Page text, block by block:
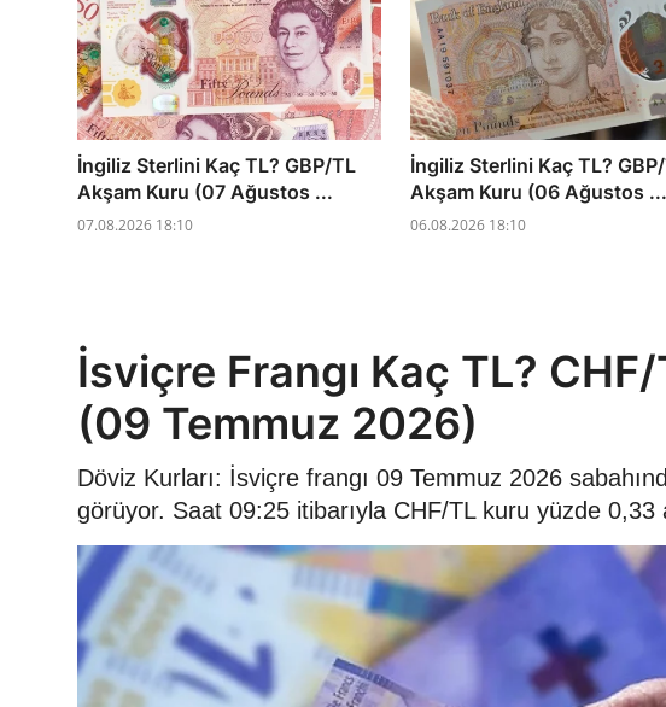
İngiliz Sterlini Kaç TL? GBP/TL
Akşam Kuru (07 Ağustos ...
07.08.2026 18:10
İngiliz Sterlini Kaç TL?
Akşam Kuru (06 Ağustos ...
06.08.2026 18:10
İsviçre Frangı Kaç TL?
(09 Temmuz 2026)
Döviz Kurları: İsviçre frangı 09 Temmuz 2026
görüyor. Saat 09:25 itibarıyla CHF/TL kuru yüzde 0,33